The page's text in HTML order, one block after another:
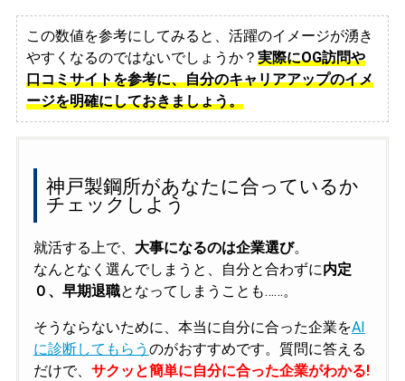
この数値を参考にしてみると、活躍のイメージが湧き
やすくなるのではないでしょうか？ 実際にOG訪問や
口コミサイトを参考に、自分のキャリアアップのイメ
ージを明確にしておきましょう。
神戸製鋼所があなたに合っているか
チェックしよう
就活する上で、 大事になるのは企業選び。
なんとなく選んでしまうと、自分と合わずに内定
０、早期退職となってしまうことも……。
そうならないために、本当に自分に合った企業をAI
に診断してもらう のがおすすめです。質問に答える
だけで、 サクッと簡単に自分に合った企業がわかる!